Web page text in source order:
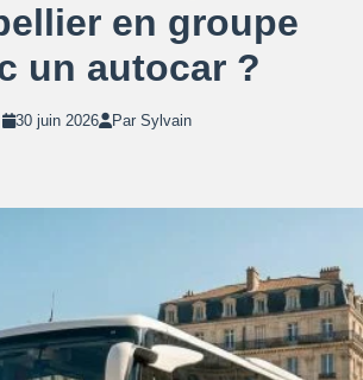
en groupe
un autocar ?
30 juin 2026 Par Sylvain